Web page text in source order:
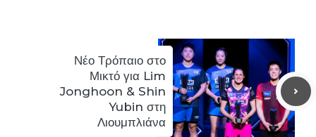
Νέο Τρόπαιο στο
Μικτό για Lim
Jonghoon & Shin
Yubin στη
Λιουμπλιάνα